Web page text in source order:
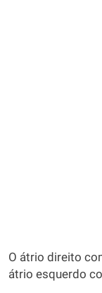
O átrio direito
átrio esquerdo